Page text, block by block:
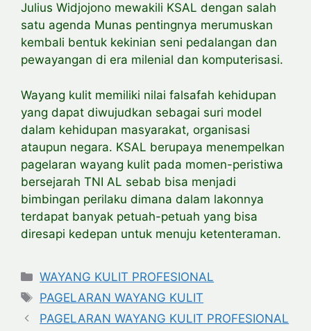
Julius Widjojono mewakili KSAL dengan salah
satu agenda Munas pentingnya merumuskan
kembali bentuk kekinian seni pedalangan dan
pewayangan di era milenial dan komputerisasi.
Wayang kulit memiliki nilai falsafah kehidupan
yang dapat diwujudkan sebagai suri model
dalam kehidupan masyarakat, organisasi
ataupun negara. KSAL berupaya menempelkan
pagelaran wayang kulit pada momen-peristiwa
bersejarah TNI AL sebab bisa menjadi
bimbingan perilaku dimana dalam lakonnya
terdapat banyak petuah-petuah yang bisa
diresapi kedepan untuk menuju ketenteraman.
Categories
WAYANG KULIT PROFESIONAL
Tags
PAGELARAN WAYANG KULIT
PAGELARAN WAYANG KULIT PROFESIONAL